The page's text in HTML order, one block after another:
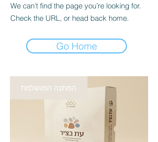
We can’t find the page you’re looking for.
Check the URL, or head back home.
Go Home
המתנה המושלמת